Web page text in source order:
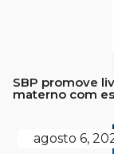
SBP promove
materno com
agosto 6,